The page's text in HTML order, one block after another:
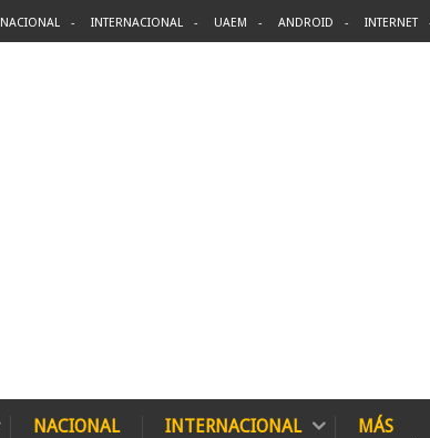
NACIONAL INTERNACIONAL UAEM ANDROID INTERNET
NACIONAL INTERNACIONAL MÁS